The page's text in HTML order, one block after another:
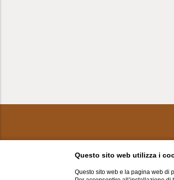
Questo sito web utilizza i
Questo sito web e la pagina web di